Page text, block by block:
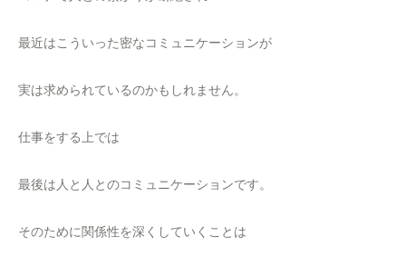
最近はこういった密なコミュニケーションが
実は求められているのかもしれません。
仕事をする上では
最後は人と人とのコミュニケーションです。
そのために関係性を深くしていくことは